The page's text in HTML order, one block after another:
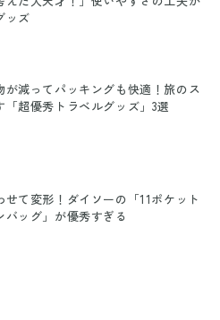
ッズ
が減ってパッキングも快適！旅のス
「超優秀トラベルグッズ」3選
せて変形！ダイソーの「11ポケット
ッグ」が優秀すぎる